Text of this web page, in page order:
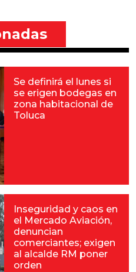
Se definirá el lunes si
se erigen bodegas en
zona habitacional de
Toluca
Inseguridad y caos en
el Mercado Aviación,
denuncian
comerciantes; exigen
al alcalde RM poner
orden